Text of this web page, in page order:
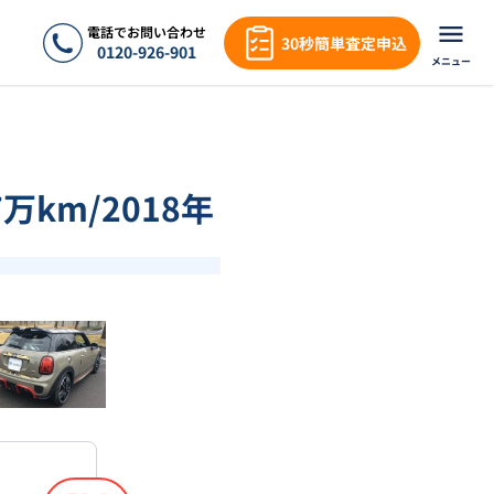
電話でお問い合わせ
0120-926-901 30秒簡単査定申込
メニュー
km/2018年
1/16